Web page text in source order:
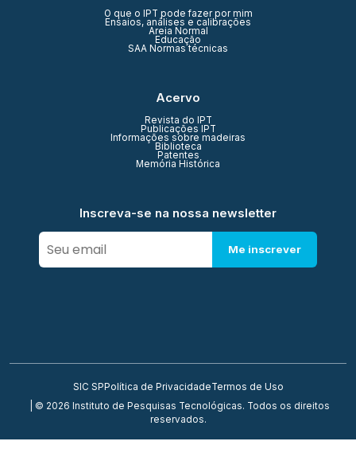
O que o IPT pode fazer por mim
Ensaios, análises e calibrações
Areia Normal
Educação
SAA Normas técnicas
Acervo
Revista do IPT
Publicações IPT
Informações sobre madeiras
Biblioteca
Patentes
Memória Histórica
Inscreva-se na nossa newsletter
Me inscrever
SIC SP Política de PrivacidadeTermos de Uso
| © 2026 Instituto de Pesquisas Tecnológicas. Todos os direitos
reservados.